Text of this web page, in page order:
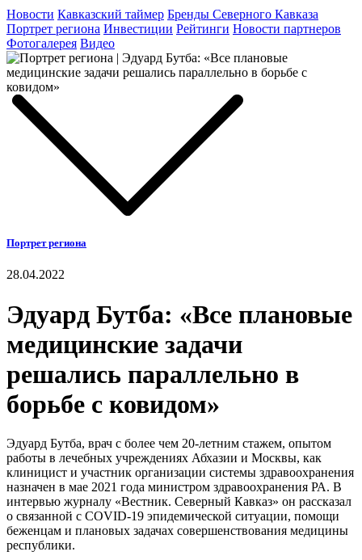
Новости Кавказский таймер Бренды Северного Кавказа
Портрет региона Инвестиции Рейтинги Новости партнеров
Фотогалерея Видео
Портрет региона
28.04.2022
Эдуард Бутба: «Все плановые
медицинские задачи
решались параллельно в
борьбе с ковидом»
Эдуард Бутба, врач с более чем 20-летним стажем, опытом
работы в лечебных учреждениях Абхазии и Москвы, как
клиницист и участник организации системы здравоохранения
назначен в мае 2021 года министром здравоохранения РА. В
интервью журналу «Вестник. Северный Кавказ» он рассказал
о связанной с COVID-19 эпидемической ситуации, помощи
беженцам и плановых задачах совершенствования медицины
республики.